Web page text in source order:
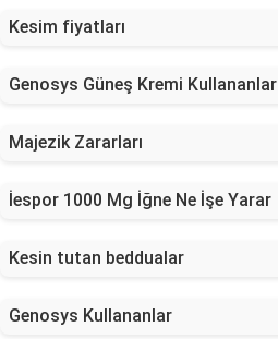
Kesim fiyatları
Genosys Güneş Kremi Kullananlar
Majezik Zararları
İespor 1000 Mg İğne Ne İşe Yarar
Kesin tutan beddualar
Genosys Kullananlar